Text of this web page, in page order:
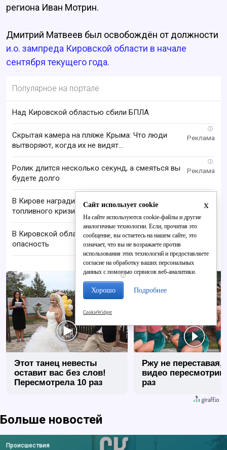
региона Иван Мотрин.
Дмитрий Матвеев был освобождён от должности
и.о. зампреда Кировской области в начале
сентября текущего года.
Популярное на портале
Над Кировской областью сбили БПЛА
i
Скрытая камера на пляже Крыма: Что люди
вытворяют, когда их не видят...
i
Ролик длится несколько секунд, а смеяться вы
будете долго
В Кирове наградили отличившихся во время
топливного кризиса
В Кировской области отменили ракетную
опасность
i
Этот танец невесты
оставит вас без слов!
Пересмотрела 10 раз
Ржу не переставая,
видео
раз
Больше новостей
Происшествия
x
Сайт использует cookie
На сайте используются cookie-файлы и другие
аналогичные технологии. Если, прочитав это
сообщение, вы остаетесь на нашем сайте, это
означает, что вы не возражаете против
использования этих технологий и предоставляете
согласие на обработку ваших персональных
данных с помощью сервисов веб-аналитики.
Хорошо Подробнее
CookieWidget